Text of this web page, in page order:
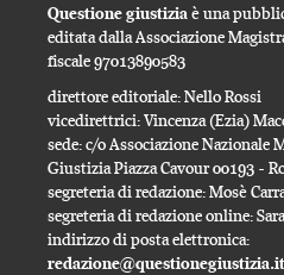
Questione giustiziaè una
editata dalla Associazione
fiscale 97013890583
direttore editoriale: Nello Rossi
vicedirettrici: Vincenza (Ezia)
sede: c/o Associazione Nazionale
Giustizia Piazza Cavour 00193 -
segreteria di redazione: Mosè
segreteria di redazione online:
indirizzo di posta elettronica:
redazione@questionegiustizia.it